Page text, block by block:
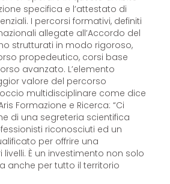
specifica e l’attestato di
I percorsi formativi, definiti
allegate all’Accordo del
strutturati in modo rigoroso,
propedeutico, corsi base
avanzato. L’elemento
valore del percorso
multidisciplinare come dice
Formazione e Ricerca: “Ci
di una segreteria scientifica
riconosciuti ed un
per offrire una
È un investimento non solo
anche per tutto il territorio